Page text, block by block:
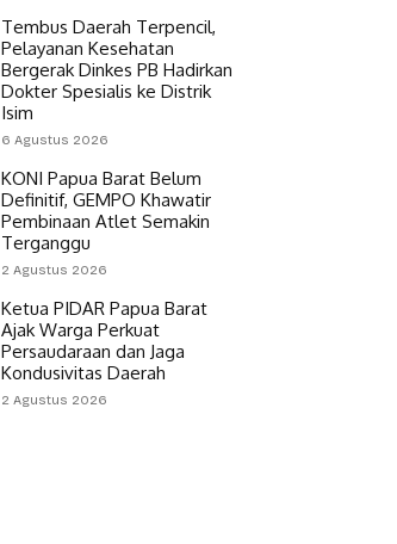
Tembus Daerah Terpencil,
Pelayanan Kesehatan
Bergerak Dinkes PB Hadirkan
Dokter Spesialis ke Distrik
Isim
6 Agustus 2026
KONI Papua Barat Belum
Definitif, GEMPO Khawatir
Pembinaan Atlet Semakin
Terganggu
2 Agustus 2026
Ketua PIDAR Papua Barat
Ajak Warga Perkuat
Persaudaraan dan Jaga
Kondusivitas Daerah
2 Agustus 2026